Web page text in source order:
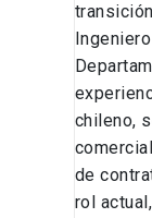
chileno,
de
rol